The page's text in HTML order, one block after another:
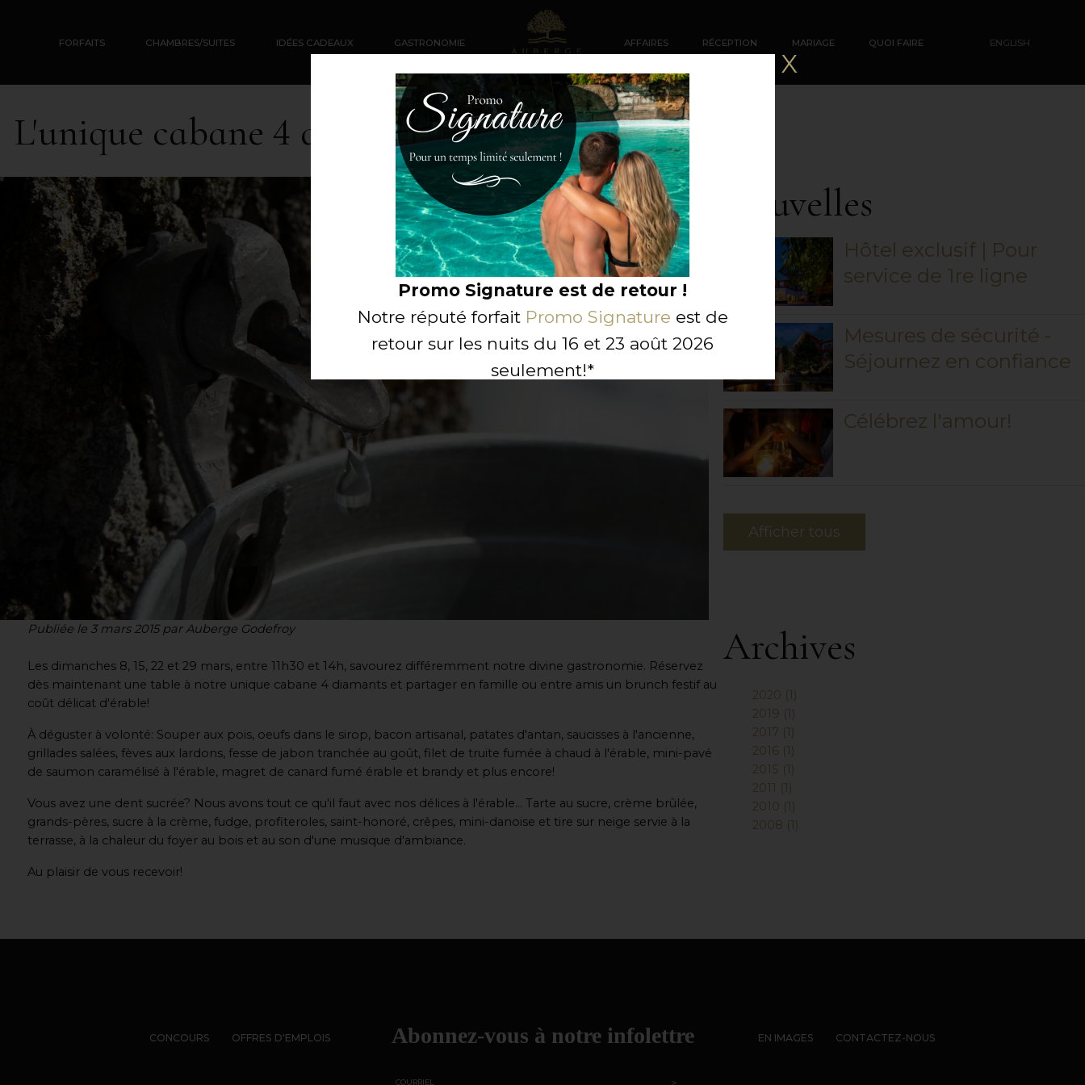
X
Promo Signature est de retour !
Notre réputé forfait Promo Signature est de
retour sur les nuits du 16 et 23 août 2026
seulement!*
FORFAITS CHAMBRES/SUITES IDÉES CADEAUX GASTRONOMIE AFFAIRES RÉCEPTION MARIAGE QUOI FAIRE ENGLISH
L'unique cabane 4 diamants
Nouvelles
Hôtel exclusif | Pour
service de 1re ligne
Mesures de sécurité -
Séjournez en confiance
Célébrez l'amour!
Afficher tous
Publiée le 3 mars 2015 par Auberge Godefroy
Les dimanches 8, 15, 22 et 29 mars, entre 11h30 et 14h, savourez différemment notre divine gastronomie. Réservez
dès maintenant une table à notre unique cabane 4 diamants et partager en famille ou entre amis un brunch festif au
coût délicat d'érable!
À déguster à volonté: Souper aux pois, oeufs dans le sirop, bacon artisanal, patates d'antan, saucisses à l'ancienne,
grillades salées, fèves aux lardons, fesse de jabon tranchée au goût, filet de truite fumée à chaud à l'érable, mini-pavé
de saumon caramélisé à l'érable, magret de canard fumé érable et brandy et plus encore!
Vous avez une dent sucrée? Nous avons tout ce qu'il faut avec nos délices à l'érable... Tarte au sucre, crème brûlée,
grands-pères, sucre à la crème, fudge, profiteroles, saint-honoré, crêpes, mini-danoise et tire sur neige servie à la
terrasse, à la chaleur du foyer au bois et au son d'une musique d'ambiance.
Au plaisir de vous recevoir!
Archives
2020 (1)
2019 (1)
2017 (1)
2016 (1)
2015 (1)
2011 (1)
2010 (1)
2008 (1)
CONCOURS OFFRES D'EMPLOIS Abonnez-vous à notre infolettre EN IMAGES CONTACTEZ-NOUS